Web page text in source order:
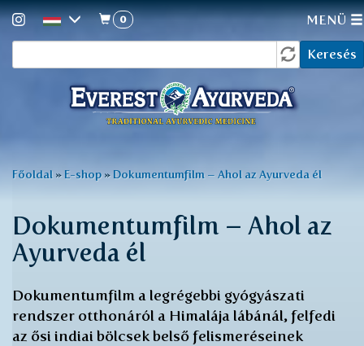
űrlap
Keresés
0 MENÜ
Jelenlegi
Főoldal » E-shop » Dokumentumfilm – Ahol az Ayurveda él
Dokumentumfilm – Ahol az
Ayurveda él
Dokumentumfilm a legrégebbi gyógyászati
rendszer otthonáról a Himalája lábánál, felfedi
az ősi indiai bölcsek belső felismeréseinek